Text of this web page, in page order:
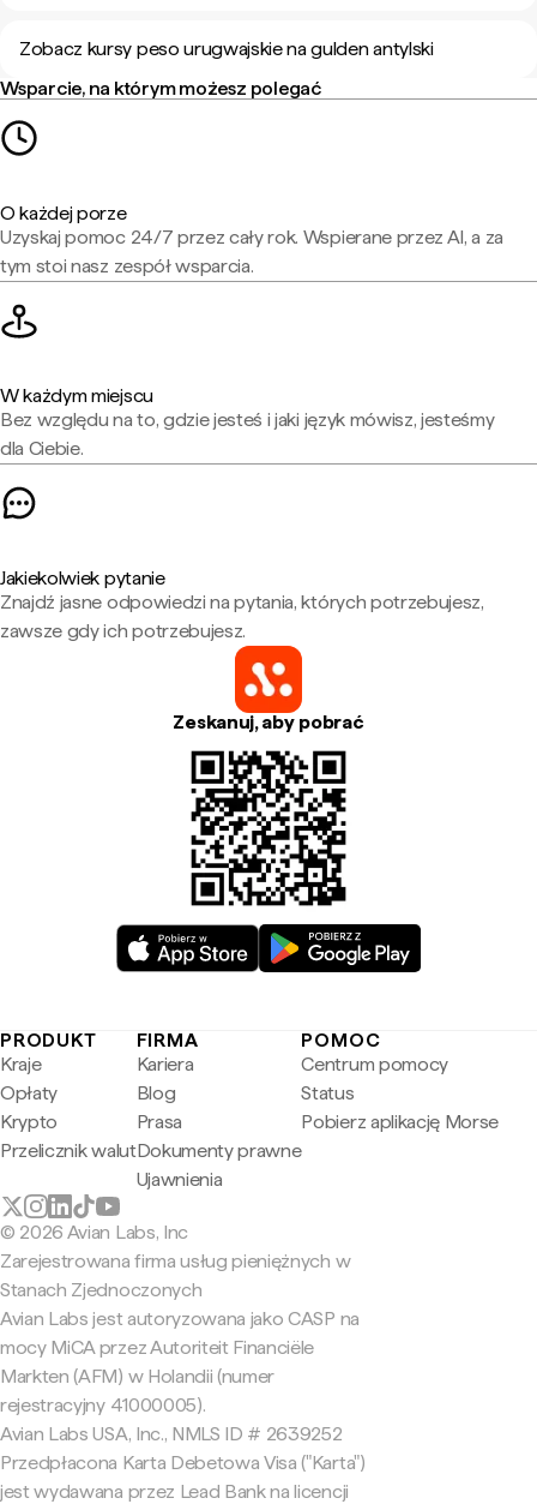
Zobacz kursy peso urugwajskie na gulden antylski
Wsparcie, na którym możesz polegać
O każdej porze
Uzyskaj pomoc 24/7 przez cały rok. Wspierane przez AI, a za
tym stoi nasz zespół wsparcia.
W każdym miejscu
Bez względu na to, gdzie jesteś i jaki język mówisz, jesteśmy
dla Ciebie.
Jakiekolwiek pytanie
Znajdź jasne odpowiedzi na pytania, których potrzebujesz,
zawsze gdy ich potrzebujesz.
Zeskanuj, aby pobrać
PRODUKT
Kraje
Opłaty
Krypto
Przelicznik walut
FIRMA
Kariera
Blog
Prasa
Dokumenty prawne
Ujawnienia
POMOC
Centrum pomocy
Status
Pobierz aplikację Morse
© 2026 Avian Labs, Inc
Zarejestrowana firma usług pieniężnych w
Stanach Zjednoczonych
Avian Labs jest autoryzowana jako CASP na
mocy MiCA przez Autoriteit Financiële
Markten (AFM) w Holandii (numer
rejestracyjny 41000005).
Avian Labs USA, Inc., NMLS ID # 2639252
Przedpłacona Karta Debetowa Visa ("Karta")
jest wydawana przez Lead Bank na licencji